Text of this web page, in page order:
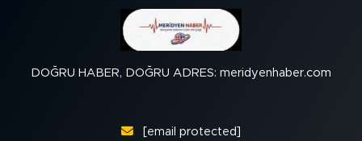
DOĞRU HABER, DOĞRU ADRES: meridyenhaber.com
[email protected]